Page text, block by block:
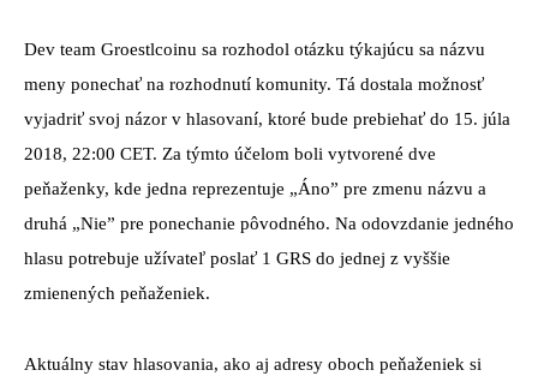
Dev team Groestlcoinu sa rozhodol otázku týkajúcu sa názvu
meny ponechať na rozhodnutí komunity. Tá dostala možnosť
vyjadriť svoj názor v hlasovaní, ktoré bude prebiehať do 15. júla
2018, 22:00 CET. Za týmto účelom boli vytvorené dve
peňaženky, kde jedna reprezentuje „Áno” pre zmenu názvu a
druhá „Nie” pre ponechanie pôvodného. Na odovzdanie jedného
hlasu potrebuje užívateľ poslať 1 GRS do jednej z vyššie
zmienených peňaženiek.
Aktuálny stav hlasovania, ako aj adresy oboch peňaženiek si